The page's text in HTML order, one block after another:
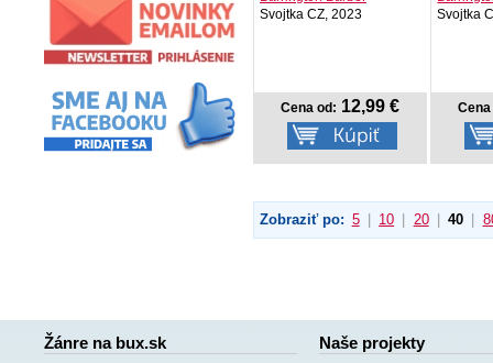
Svojtka CZ, 2023
Cena od: 12,99 €
Svojtka
Zobraziť po: 5 10 20 40
Žánre na bux.sk Naše projekty